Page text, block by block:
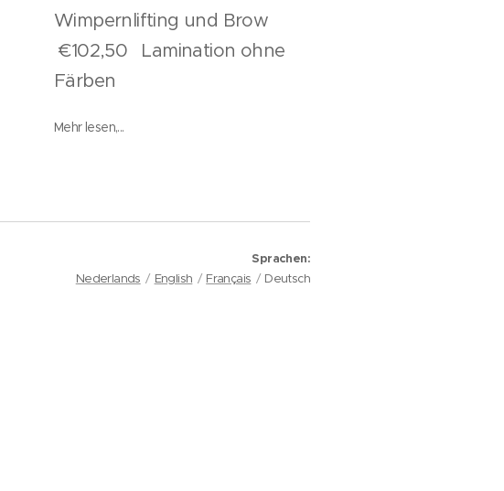
Wimpernlifting und Brow
€102,50 Lamination ohne
Färben
Mehr lesen,...
Sprachen
Nederlands
English Français Deutsch